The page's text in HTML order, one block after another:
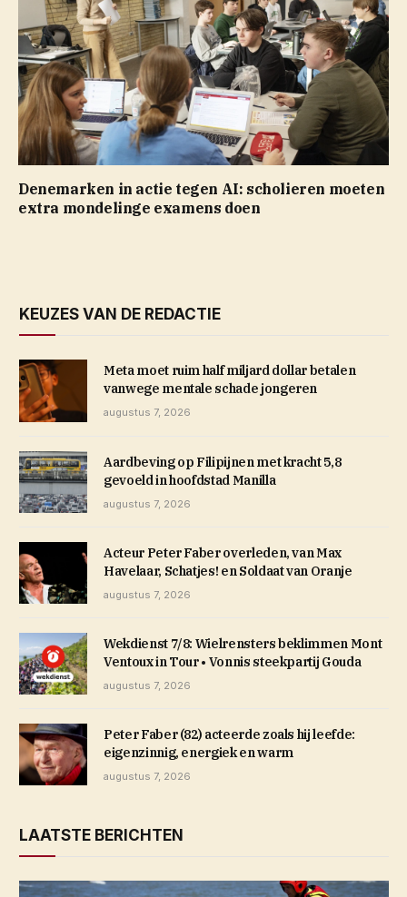
Denemarken in actie tegen AI: scholieren moeten
extra mondelinge examens doen
KEUZES VAN DE REDACTIE
Meta moet ruim half miljard dollar betalen
vanwege mentale schade jongeren
augustus 7, 2026
Aardbeving op Filipijnen met kracht 5,8
gevoeld in hoofdstad Manilla
augustus 7, 2026
Acteur Peter Faber overleden, van Max
Havelaar, Schatjes! en Soldaat van Oranje
augustus 7, 2026
Wekdienst 7/8: Wielrensters beklimmen Mont
Ventoux in Tour • Vonnis steekpartij Gouda
augustus 7, 2026
Peter Faber (82) acteerde zoals hij leefde:
eigenzinnig, energiek en warm
augustus 7, 2026
LAATSTE BERICHTEN